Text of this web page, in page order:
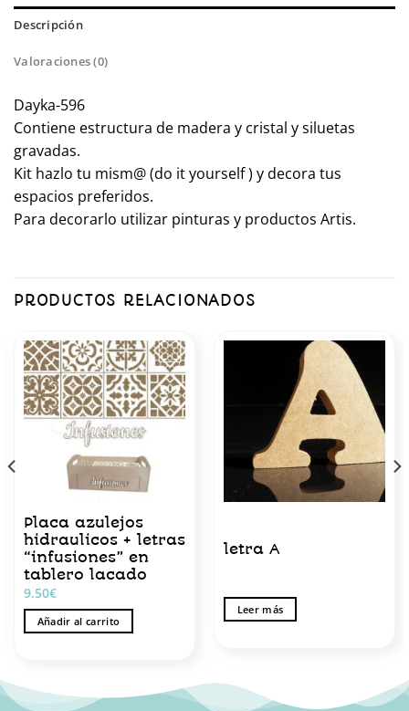
Descripción
Valoraciones (0)
Dayka-596
Contiene estructura de madera y cristal y siluetas
gravadas.
Kit hazlo tu mism@ (do it yourself ) y decora tus
espacios preferidos.
Para decorarlo utilizar pinturas y productos Artis.
PRODUCTOS RELACIONADOS
Placa azulejos
hidraulicos + letras
“infusiones” en
tablero lacado
9.50€
Añadir al carrito
letra A
Leer más